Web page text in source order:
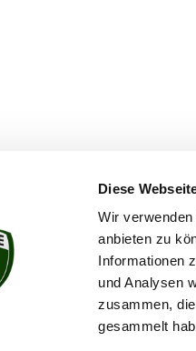
Diese
Wir
anbieten zu
Informationen
und Analysen
zusammen,
gesammelt
KONTAKT